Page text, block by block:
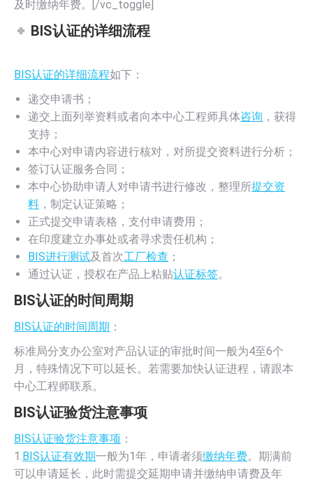
及时缴纳年费。[/vc_toggle]
BIS认证的详细流程
BIS认证的详细流程如下：
递交申请书；
递交上面列举资料或者向本中心工程师具体咨询 ，获得
支持；
本中心对申请内容进行核对，对所提交资料进行分析；
签订认证服务合同；
本中心协助申请人对申请书进行修改，整理所提交资
料 ，制定认证策略；
正式提交申请表格，支付申请费用；
在印度建立办事处或者寻求责任机构；
BIS进行测试及首次工厂检查 ；
通过认证，授权在产品上粘贴认证标签。
BIS认证的时间周期
BIS认证的时间周期 ：
标准局分支办公室对产品认证的审批时间一般为4至6个
月，特殊情况下可以延长。若需要加快认证进程，请跟本
中心工程师联系。
BIS认证验货注意事项
BIS认证验货注意事项 ：
1.BIS认证有效期一般为1年，申请者须缴纳年费。期满前
可以申请延长，此时需提交延期申请并缴纳申请费及年